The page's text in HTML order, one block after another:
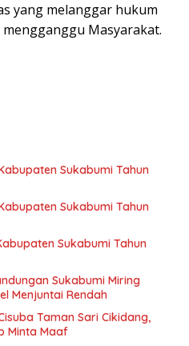
yang melanggar hukum
Masyarakat.
Sukabumi Tahun
Sukabumi Tahun
Sukabumi Tahun
Sukabumi Miring
Menjuntai Rendah
Taman Sari Cikidang,
Minta Maaf